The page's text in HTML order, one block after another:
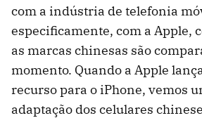
com a indústria de telefonia
especificamente, com a Apple,
as marcas chinesas são
momento. Quando a Apple
recurso para o iPhone, vemos
adaptação dos celulares